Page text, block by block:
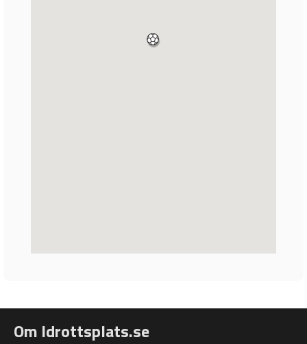
Om Idrottsplats.se